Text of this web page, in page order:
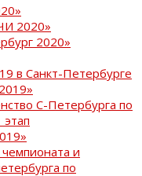
2020»
2020»
в Санкт-Петербурге
С-Петербурга по
и
по